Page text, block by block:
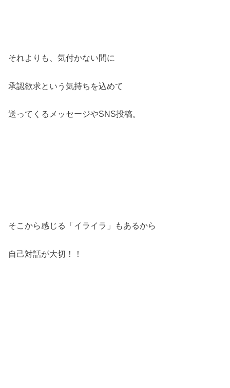
それよりも、気付かない間に
承認欲求という気持ちを込めて
送ってくるメッセージやSNS投稿。
そこから感じる「イライラ」もあるから
自己対話が大切！！